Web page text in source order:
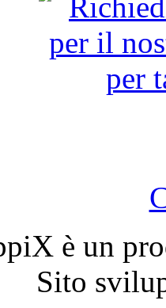
è un
Sito